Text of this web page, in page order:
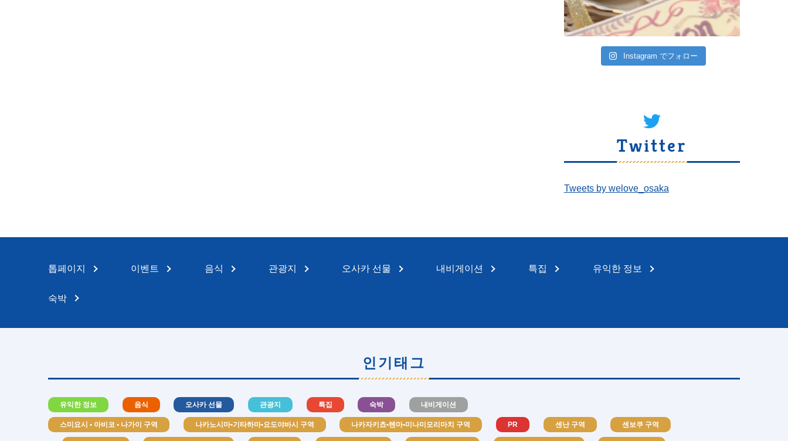
Instagram でフォロー
Twitter
Tweets by welove_osaka
톱페이지 이벤트 음식 관광지 오사카 선물 내비게이션 특집 유익한 정보
숙박
인기태그
유익한 정보 음식 오사카 선물 관광지 특집 숙박 내비게이션
스미요시 • 아비코 • 나가이 구역 나카노시마•기타하마•요도야바시 구역 나카자키쵸•텐마•미나미모리마치 구역 PR 센난 구역 센보쿠 구역